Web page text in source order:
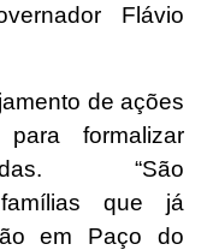
Flávio
de ações
formalizar
“São
que já
em Paço do